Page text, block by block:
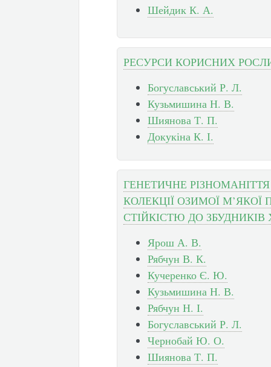
Шейдик К. А.
РЕСУРСИ КОРИСНИХ
Богуславський Р. Л.
Кузьмишина Н. В.
Шиянова Т. П.
Докукіна К. І.
ГЕНЕТИЧНЕ
КОЛЕКЦІЇ ОЗИМОЇ М’ЯКОЇ
СТІЙКІСТЮ ДО ЗБУДНИКІВ
Ярош А. В.
Рябчун В. К.
Кучеренко Є. Ю.
Кузьмишина Н. В.
Рябчун Н. І.
Богуславський Р. Л.
Чернобай Ю. О.
Шиянова Т. П.